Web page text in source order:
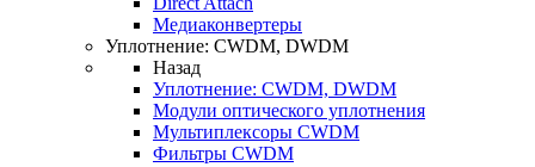
Медиаконвертеры
Уплотнение: CWDM, DWDM
Назад
Уплотнение: CWDM, DWDM
Модули оптического уплотнения
Мультиплексоры CWDM
Фильтры CWDM